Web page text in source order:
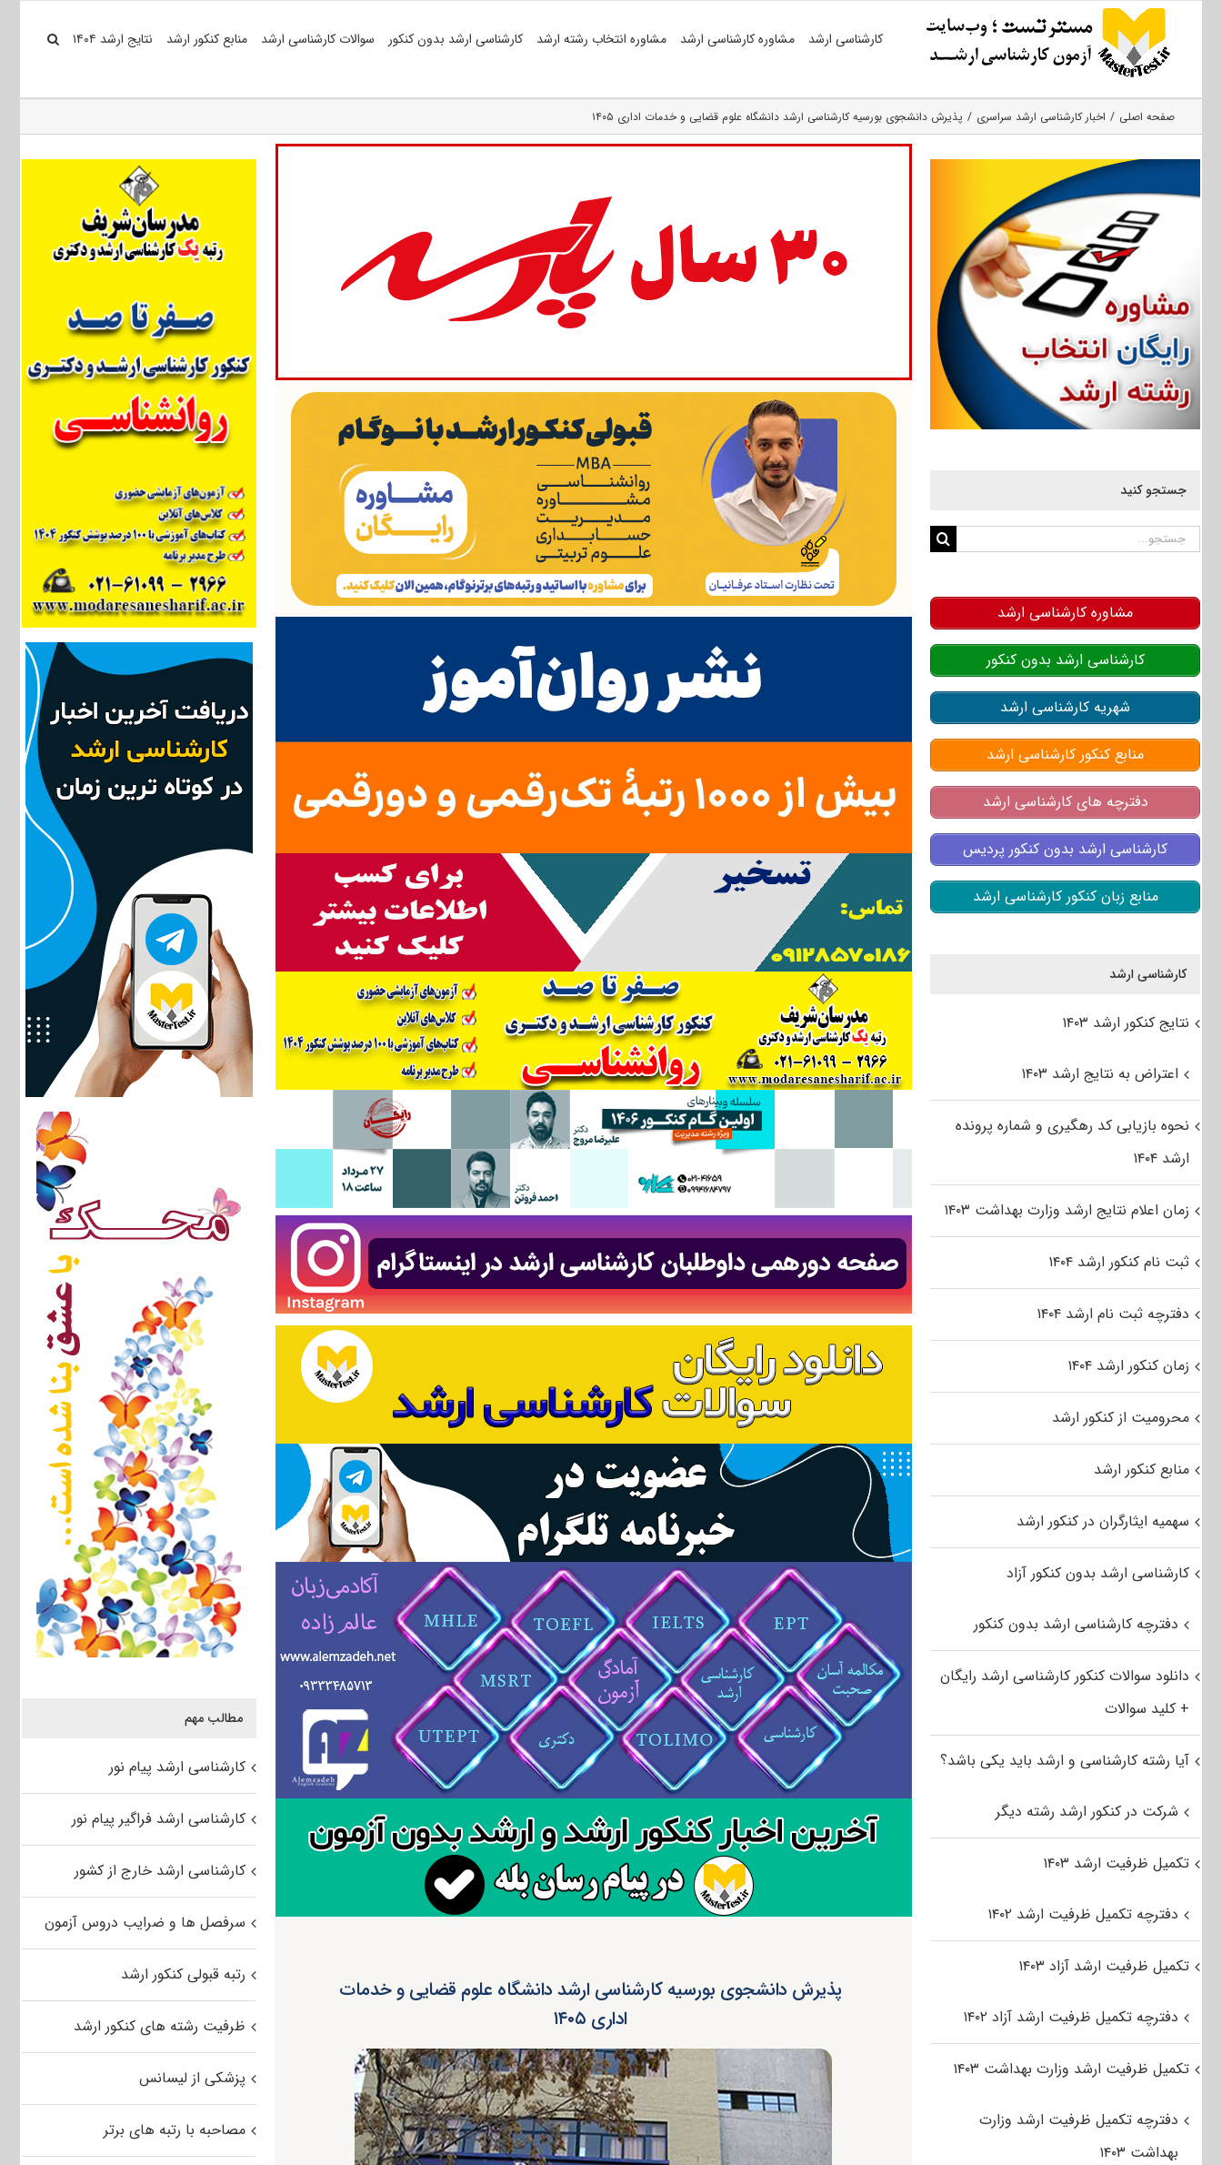
کارشناسی ارشد مشاوره کارشناسی ارشد مشاوره انتخاب رشته ارشد کارشناسی ارشد بدون کنکور سوالات کارشناسی ارشد منابع کنکور ارشد نتایج ارشد ۱۴۰۴
صفحه اصلی اخبار کارشناسی ارشد سراسری پذیرش دانشجوی بورسیه کارشناسی ارشد دانشگاه علوم قضایی و خدمات اداری ۱۴۰۵
پذیرش دانشجوی بورسیه کارشناسی ارشد دانشگاه علوم قضایی و خدمات
اداری ۱۴۰۵
مطالب مهم
کارشناسی ارشد پیام نور
کارشناسی ارشد فراگیر پیام نور
کارشناسی ارشد خارج از کشور
سرفصل ها و ضرایب دروس آزمون
رتبه قبولی کنکور ارشد
ظرفیت رشته های کنکور ارشد
پزشکی از لیسانس
مصاحبه با رتبه های برتر
جستجو کنید
جستجو
مشاوره کارشناسی ارشد
کارشناسی ارشد بدون کنکور
شهریه کارشناسی ارشد
منابع کنکور کارشناسی ارشد
دفترچه های کارشناسی ارشد
کارشناسی ارشد بدون کنکور پردیس
منابع زبان کنکور کارشناسی ارشد
کارشناسی ارشد
نتایج کنکور ارشد ۱۴۰۳
اعتراض به نتایج ارشد ۱۴۰۳
نحوه بازیابی کد رهگیری و شماره پرونده
ارشد ۱۴۰۴
زمان اعلام نتایج ارشد وزارت بهداشت ۱۴۰۳
ثبت نام کنکور ارشد ۱۴۰۴
دفترچه ثبت نام ارشد ۱۴۰۴
زمان کنکور ارشد ۱۴۰۴
محرومیت از کنکور ارشد
منابع کنکور ارشد
سهمیه ایثارگران در کنکور ارشد
کارشناسی ارشد بدون کنکور آزاد
دفترچه کارشناسی ارشد بدون کنکور
دانلود سوالات کنکور کارشناسی ارشد رایگان
+ کلید سوالات
آیا رشته کارشناسی و ارشد باید یکی باشد؟
شرکت در کنکور ارشد رشته دیگر
تکمیل ظرفیت ارشد ۱۴۰۳
دفترچه تکمیل ظرفیت ارشد ۱۴۰۲
تکمیل ظرفیت ارشد آزاد ۱۴۰۳
دفترچه تکمیل ظرفیت ارشد آزاد ۱۴۰۲
تکمیل ظرفیت ارشد وزارت بهداشت ۱۴۰۳
دفترچه تکمیل ظرفیت ارشد وزارت
بهداشت ۱۴۰۳